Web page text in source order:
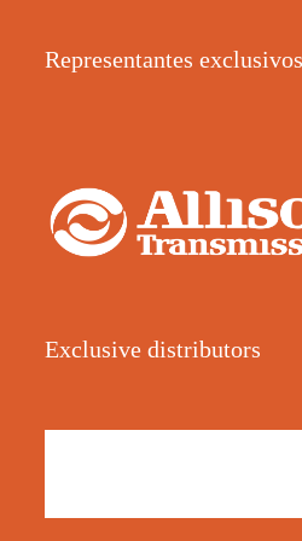
Representantes exclusivos
Exclusive distributors